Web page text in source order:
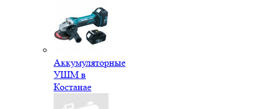
Аккумуляторные
УШМ в
Костанае